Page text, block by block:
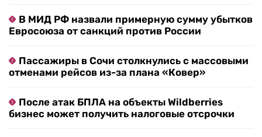
В МИД РФ назвали примерную сумму убытков
Евросоюза от санкций против России
Пассажиры в Сочи столкнулись с массовыми
отменами рейсов из-за плана «Ковер»
После атак БПЛА на объекты Wildberries
бизнес может получить налоговые отсрочки